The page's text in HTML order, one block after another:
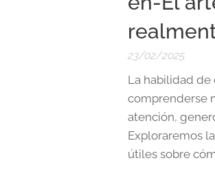
23/02/2025
La habilidad de
comprenderse
atención,
Exploraremos
útiles sobre